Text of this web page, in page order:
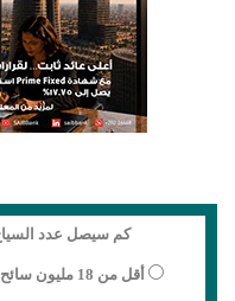
كم سيصل عدد
أقل من 18 مليون سائح